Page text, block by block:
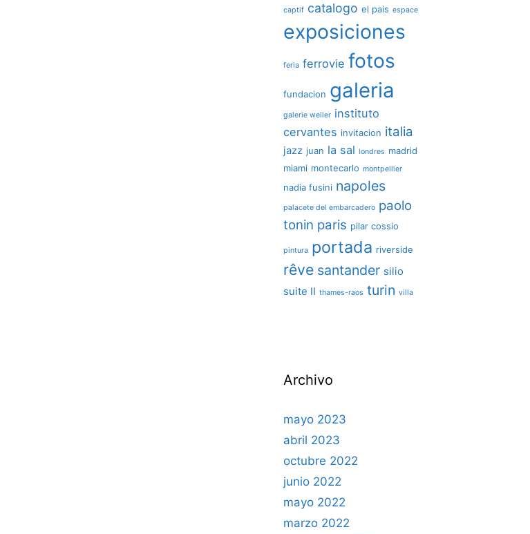
captif catalogo el pais espace
exposiciones
feria ferrovie fotos
fundacion galeria
galerie weiler instituto
cervantes invitacion italia
jazz juan la sal londres madrid
miami montecarlo montpellier
nadia fusini napoles
palacete del embarcadero paolo
tonin paris pilar cossio
pintura portada riverside
rêve santander silio
suite II thames-raos turin villa
Archivo
mayo 2023
abril 2023
octubre 2022
junio 2022
mayo 2022
marzo 2022